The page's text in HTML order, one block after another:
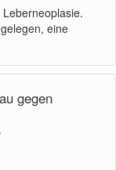
eine
gegen